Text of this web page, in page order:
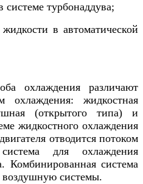
системе турбонаддува;
в автоматической
охлаждения различают
охлаждения: жидкостная
(открытого типа) и
жидкостного охлаждения
отводится потоком
для охлаждения
Комбинированная система
системы.